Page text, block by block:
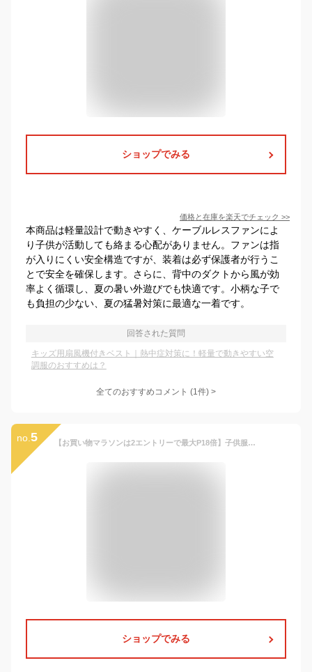
ショップでみる
価格と在庫を楽天でチェック >>
本商品は軽量設計で動きやすく、ケーブルレスファンによ
り子供が活動しても絡まる心配がありません。ファンは指
が入りにくい安全構造ですが、装着は必ず保護者が行うこ
とで安全を確保します。さらに、背中のダクトから風が効
率よく循環し、夏の暑い外遊びでも快適です。小柄な子で
も負担の少ない、夏の猛暑対策に最適な一着です。
回答された質問
キッズ用扇風機付きベスト｜熱中症対策に！軽量で動きやすい空
調服のおすすめは？
全てのおすすめコメント (1件) >
no. 5 【お買い物マラソンは2エントリーで最大P18倍】子供服 アウター ジャケット 男の子 MA-1 キッズ ジュニア エムエーワン かっこいい おしゃれ 冬 100cm 110cm 120cm 130cm 140cm 150cm 160cm フェイクダウン 中綿 黒 カーキ 小学生 幼稚園 保育園 通学 通園 プレゼント
ショップでみる